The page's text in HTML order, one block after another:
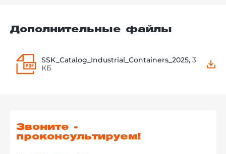
Дополнительные файлы
SSK_Catalog_Industrial_Containers_2025, 3
КБ
Звоните -
проконсультируем!